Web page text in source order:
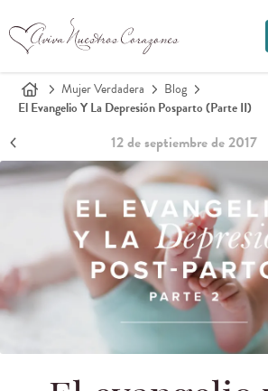
Mujer Verdadera
Blog
El Evangelio Y La Depresión Posparto (Parte II)
12 de septiembre de 2017